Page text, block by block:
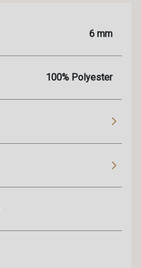
6 mm
100% Polyester